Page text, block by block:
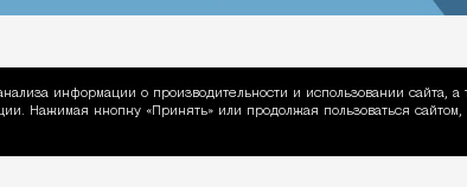
Cookie
информации о производительности и использовании сайта, а
Нажимая кнопку «Принять» или продолжая пользоваться сайтом,